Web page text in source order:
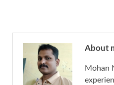
About
Mohan